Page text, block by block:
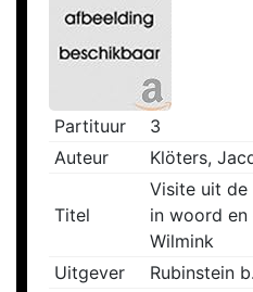
Partituur
3
Auteur
Klöters,
Titel
Visite uit de
in woord en
Wilmink
Uitgever
Rubinstein